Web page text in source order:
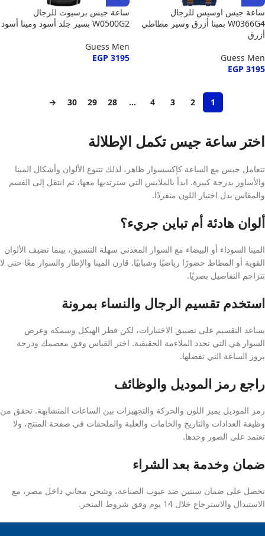
ساعة جيس اوسيس للرجال
W0366G4 بمينا أزرق وسير مطاطي
أزرق
Guess Men
EGP 3195
ساعة جيس برسيوت للرجال
W0500G2 بسير جلد أسود ومينا أسود
Guess Men
EGP 3195
1
2
3
4
…
28
29
30
→
اختر ساعة جيس تكمل الإطلالة
تتعامل جيس مع الساعة كإكسسوار ظاهر، لذلك تتنوع الألوان وأشكال المينا
والأساور بدرجة كبيرة. ابدأ بالملابس التي سترتديها معها، ثم انتقل إلى القسم
والمقاس بدل اختيار اللون منفردًا.
ألوان هادئة أم تباين جريء؟
المينا السوداء أو البيضاء مع السوار المعدني سهلة التنسيق، بينما تضيف الألوان
القوية أو المطاط حضورًا رياضيًا وشبابيًا. قارن المينا والإطار والسوار معًا حتى لا
تتزاحم التفاصيل بصريًا.
استخدم تقسيم الرجال والنساء بمرونة
يساعد التقسيم على تضييق الاختيارات، لكن قطر الهيكل وسمكه وعرض
السوار هي التي تحدد الملاءمة الحقيقية. اختر القياس وفق معصمك ودرجة
بروز الساعة التي تفضلها.
راجع رمز الموديل والوظائف
رمز الموديل يميز اللون والحركة والتجهيزات بين الساعات المتشابهة. تحقق من
وظيفة العدادات والتاريخ والخامات والعلبة والملحقات في صفحة المنتج، ولا
تعتمد على الصور وحدها.
ضمان وخدمة بعد الشراء
تحصل على ضمان سنتين ضد عيوب الصناعة، وشحن مجاني داخل مصر، مع
الاستبدال والاسترجاع خلال 14 يوم وفق شروط المتجر.